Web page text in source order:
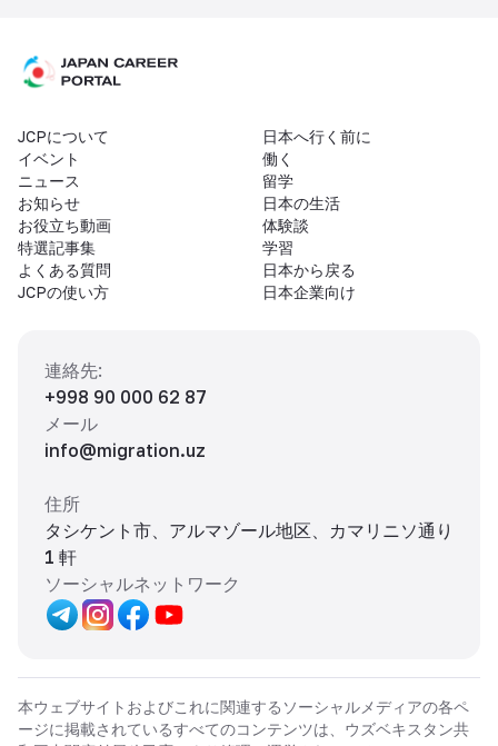
JCPについて
イベント
ニュース
お知らせ
お役立ち動画
特選記事集
よくある質問
JCPの使い方
日本へ行く前に
働く
留学
日本の生活
体験談
学習
日本から戻る
日本企業向け
連絡先:
+998 90 000 62 87
メール
info@migration.uz
住所
タシケント市、アルマゾール地区、カマリニソ通り
1 軒
ソーシャルネットワーク
本ウェブサイトおよびこれに関連するソーシャルメディアの各ペ
ージに掲載されているすべてのコンテンツは、ウズベキスタン共